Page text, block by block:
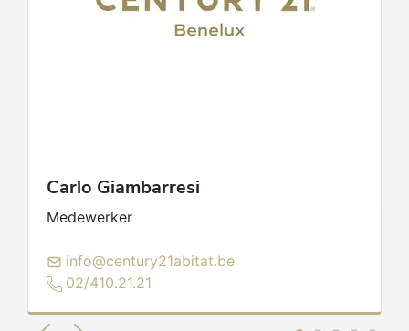
Carlo Giambarresi
Medewerker
info@century21abitat.be
02/410.21.21